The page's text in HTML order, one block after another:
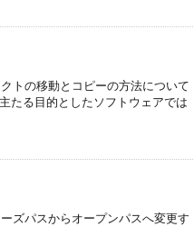
トの移動とコピーの方法について
たる目的としたソフトウェアでは
ズパスからオープンパスへ変更す